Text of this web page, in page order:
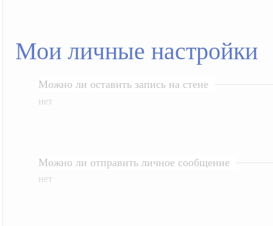
Мои личные настройки
Можно ли оставить запись на стене
нет
Можно ли отправить личное сообщение
нет